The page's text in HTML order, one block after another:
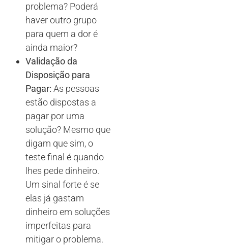
problema? Poderá
haver outro grupo
para quem a dor é
ainda maior?
Validação da
Disposição para
Pagar: As pessoas
estão dispostas a
pagar por uma
solução? Mesmo que
digam que sim, o
teste final é quando
lhes pede dinheiro.
Um sinal forte é se
elas já gastam
dinheiro em soluções
imperfeitas para
mitigar o problema.